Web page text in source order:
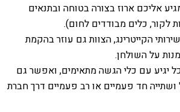
אליכם ארוז בצורה בטוחה ובתנאים
לקור, כלים מבודדים לחום).
הקייטרינג, הצוות גם עוזר בהקמת
על השולחן.
יגיע עם כלי הגשה מתאימים, ואפשר גם
ושתייה חד פעמיים או רב פעמיים דרך חברת